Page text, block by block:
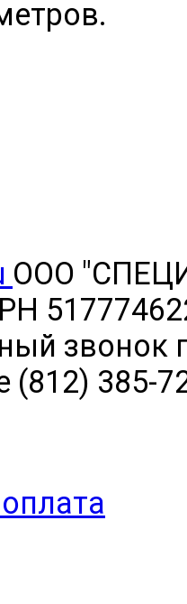
ООО "
звонок
385-